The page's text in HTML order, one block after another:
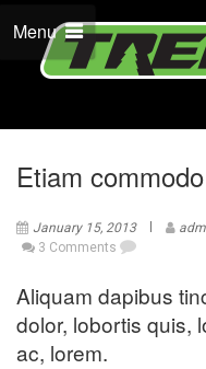
Menu
Etiam
January 15, 2013
3 Comments
Aliquam dapibus
dolor, lobortis quis,
ac, lorem.